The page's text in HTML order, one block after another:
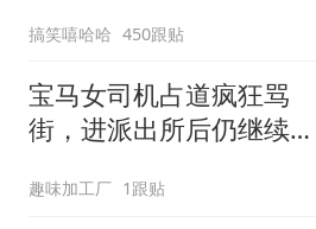
搞笑嘻哈哈 450跟贴
宝马女司机占道疯狂骂
街，进派出所后仍继续发
趣味加工厂 1跟贴